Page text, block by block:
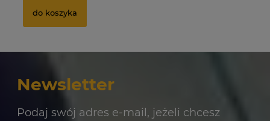
do koszyka
Newsletter
Podaj swój adres e-mail, jeżeli chcesz